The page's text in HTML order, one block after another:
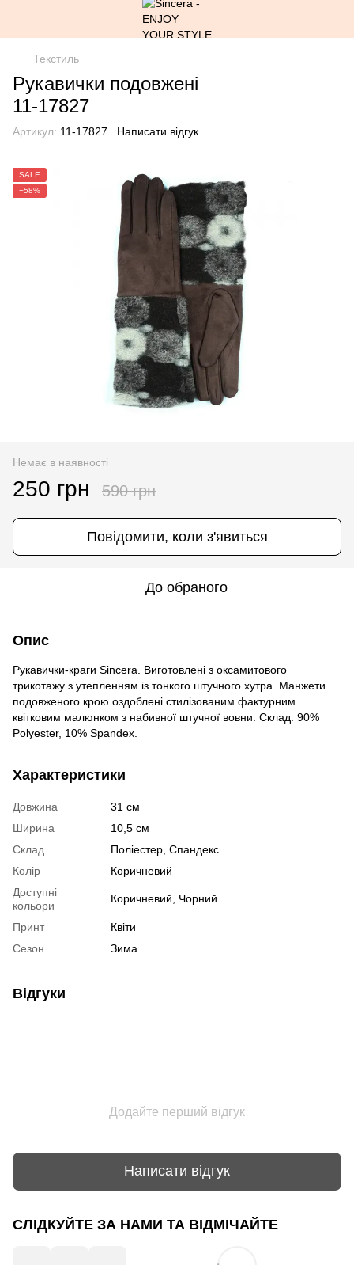
Текстиль
Рукавички подовжені
11-17827
Артикул: 11-17827 Написати відгук
SALE
−58%
Немає в наявності
250 грн 590 грн
Повідомити, коли з'явиться
До обраного
Опис
Рукавички-краги Sincera. Виготовлені з оксамитового
трикотажу з утепленням із тонкого штучного хутра. Манжети
подовженого крою оздоблені стилізованим фактурним
квітковим малюнком з набивної штучної вовни. Склад: 90%
Polyester, 10% Spandex.
Характеристики
Довжина
31 см
Ширина
10,5 см
Склад
Поліестер, Спандекс
Колір
Коричневий
Доступні
кольори
Коричневий, Чорний
Принт
Квіти
Сезон
Зима
Відгуки
Додайте перший відгук
Написати відгук
СЛІДКУЙТЕ ЗА НАМИ ТА ВІДМІЧАЙТЕ